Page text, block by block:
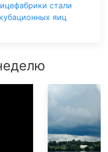
стали
яиц